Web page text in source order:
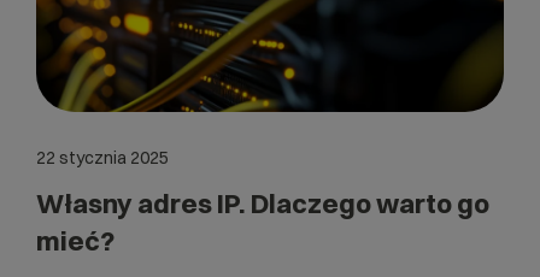
22 stycznia 2025
Własny adres IP. Dlaczego warto go
mieć?